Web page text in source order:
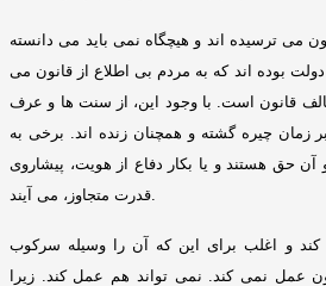
می ترسیده اند و هیچگاه نمی باید می دانسته
دولت بوده اند که به مردم بی اطلاع از قانون می
قانون است با وجود این، از سنت ها و عرف
زمان چیره گشته و همچنان زنده اند
برخی به
حق هستند و یا بکار دفاع از هویت، پیشاروی
قدرت متجاوز، می آیند
و اغلب برای این که آن را وسیله سرکوب
عمل نمی کند
نمی تواند هم عمل کند
زیرا